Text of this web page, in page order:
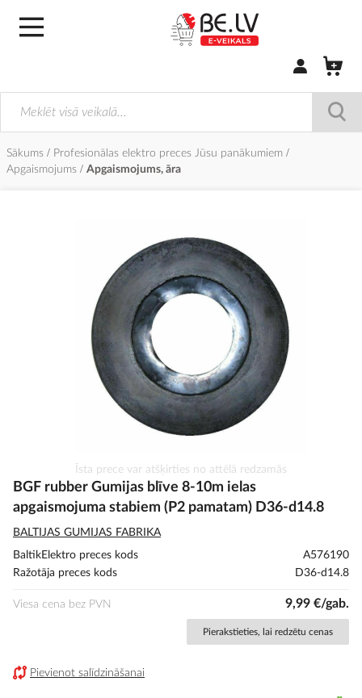
Pierakstīties/
Sākums
Profesionālas elektro preces Jūsu panākumiem
Apgaismojums
Apgaismojums, āra
uz
galerijas
sākumu
Īsta prece var atšķirties no attēlā redzamās
BGF rubber Gumijas blīve 8-10m ielas
apgaismojuma stabiem (P2 pamatam) D36-d14.8
BALTIJAS GUMIJAS FABRIKA
BaltikElektro preces kods
A576190
Ražotāja preces kods
D36-d14.8
Viesa cena bez PVN 9,99 €/gab.
Pierakstieties, lai redzētu cenas
Pievienot salīdzināšanai